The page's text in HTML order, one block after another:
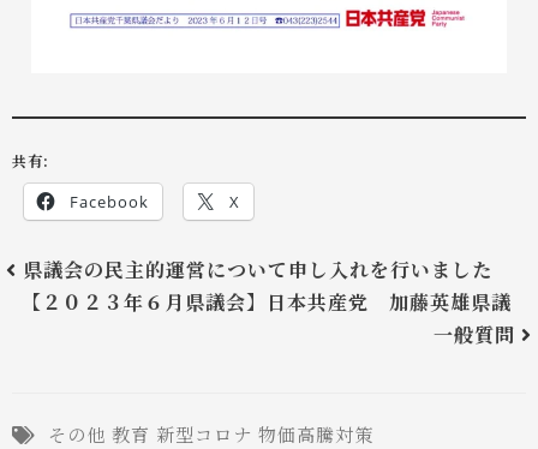
共有:
Facebook X
県議会の民主的運営について申し入れを行いました
【２０２３年６月県議会】日本共産党 加藤英雄県議
一般質問
その他 教育 新型コロナ 物価高騰対策